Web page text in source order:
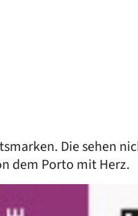
Die sehen
dem Porto mit Herz.